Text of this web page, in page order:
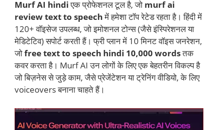
Murf AI hindiएक प्रोफेशनल टूल है, जो murf ai
review text to speechमें हमेशा टॉप रेटेड रहता है। हिंदी में
120+ वॉइसेज उपलब्ध, जो इमोशनल टोन्स (जैसे इंस्पिरेशनल या
मेडिटेटिव) सपोर्ट करती हैं। फ्री प्लान में 10 मिनट वॉइस जनरेशन,
जोfree text to speech hindi 10,000 wordsतक
कवर करता है। Murf AI उन लोगों के लिए एक बेहतरीन विकल्प है
जो बिज़नेस से जुड़े काम, जैसे प्रेजेंटेशन या ट्रेनिंग वीडियो, के लिए
voiceovers बनाना चाहते हैं।